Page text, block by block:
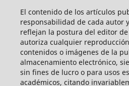
El contenido de los artículos
responsabilidad de cada autor
reflejan la postura del editor
autoriza cualquier
contenidos o imágenes de la
almacenamiento electrónico,
sin fines de lucro o para usos
académicos, citando